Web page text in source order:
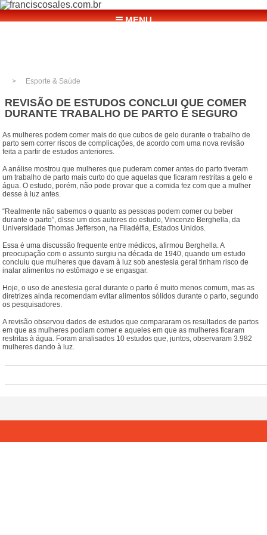
☰ MENU
Esporte & Saúde
REVISÃO DE ESTUDOS CONCLUI QUE COMER
DURANTE TRABALHO DE PARTO É SEGURO
As mulheres podem comer mais do que cubos de gelo durante o trabalho de
parto sem correr riscos de complicações, de acordo com uma nova revisão
feita a partir de estudos anteriores.
A análise mostrou que mulheres que puderam comer antes do parto tiveram
um trabalho de parto mais curto do que aquelas que ficaram restritas a gelo e
água. O estudo, porém, não pode provar que a comida fez com que a mulher
desse à luz antes.
“Realmente não sabemos o quanto as pessoas podem comer ou beber
durante o parto”, disse um dos autores do estudo, Vincenzo Berghella, da
Universidade Thomas Jefferson, na Filadélfia, Estados Unidos.
Essa é uma discussão frequente entre médicos, afirmou Berghella. A
preocupação com o assunto surgiu na década de 1940, quando um estudo
concluiu que mulheres que davam à luz sob anestesia geral tinham risco de
inalar alimentos no estômago e se engasgar.
Hoje, o uso de anestesia geral durante o parto é muito menos comum, mas as
diretrizes ainda recomendam evitar alimentos sólidos durante o parto, segundo
os pesquisadores.
A revisão observou dados de estudos que compararam os resultados de partos
em que as mulheres podiam comer e aqueles em que as mulheres ficaram
restritas à água. Foram analisados 10 estudos que, juntos, observaram 3.982
mulheres dando à luz.